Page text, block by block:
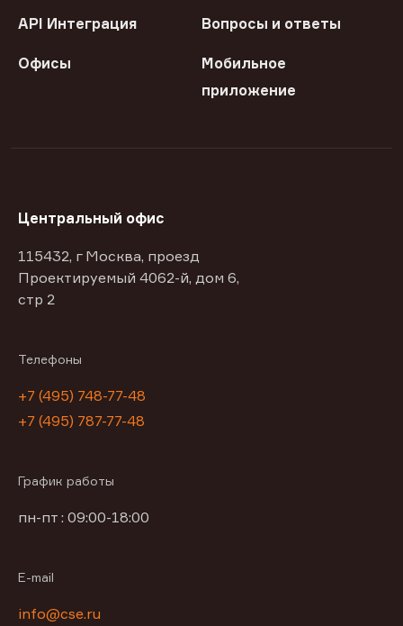
API Интеграция Вопросы и ответы
Офисы
Мобильное
приложение
Центральный офис
115432, г Москва, проезд
Проектируемый 4062-й, дом 6,
стр 2
Телефоны
+7 (495) 748-77-48
+7 (495) 787-77-48
График работы
пн-пт : 09:00-18:00
E-mail
info@cse.ru